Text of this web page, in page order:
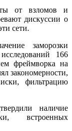
от взломов и
дискуссии о
сети.
заморозки
166
фреймворка на
закономерности,
фильтрацию
наличие
встроенных